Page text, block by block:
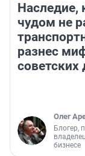
Наследие,
чудом не
разнес
советских
Олег
Блогер,
бизнесе